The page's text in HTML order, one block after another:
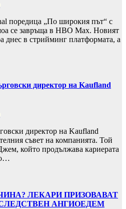
поредица „По широкия път“ с
се завръща в HBO Max. Новият
днес в стрийминг платформата, а
директор на Kaufland
директор на Kaufland
съвет на компанията. Той
който продължава кариерата
ЛЕКАРИ ПРИЗОВАВАТ
АНГИОЕДЕМ